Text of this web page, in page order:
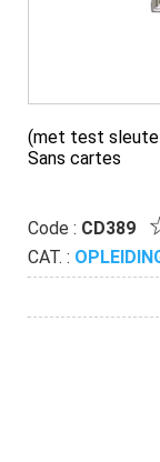
(met test
Sans cartes
Code : CD389
CAT. :